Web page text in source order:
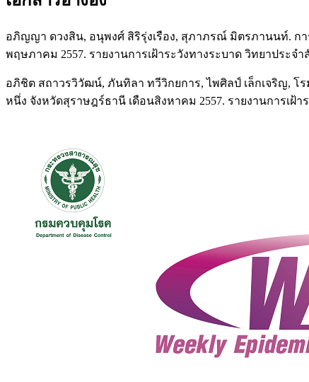
อภิญญา ดวงสิน, อนุพงศ์ สิริรุ่งเรือง, สุภาภรณ์ มิตรภานนท์. ก
พฤษภาคม 2557. รายงานการเฝ้าระวังทางระบาด วิทยาประจำสั
อภิชิต สถาวรวิวัฒน์, ภันทิลา ทวีวิกยการ, ไพศิลป์ เล็กเจริญ,
หนึ่ง จังหวัดสุราษฎร์ธานี เดือนสิงหาคม 2557. รายงานการเฝ้า